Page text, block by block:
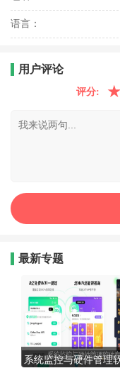
语言：
用户评论
评分: ★
最新专题
系统监控与硬件管理